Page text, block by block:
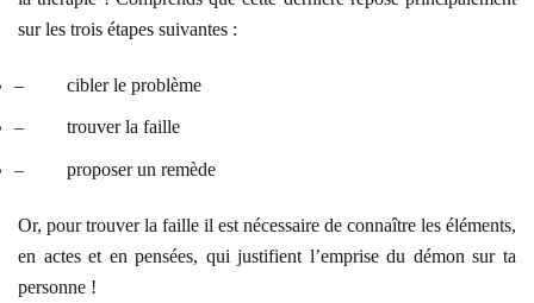
sur les trois étapes suivantes :
– cibler le problème
– trouver la faille
– proposer un remède
Or, pour trouver la faille il est nécessaire de connaître les éléments,
en actes et en pensées, qui justifient l’emprise du démon sur ta
personne !